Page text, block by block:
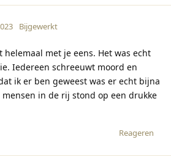
Bijgewerkt
helemaal met je eens. Het was echt
Iedereen schreeuwt moord en
ik er ben geweest was er echt bijna
in de rij stond op een drukke
Reageren